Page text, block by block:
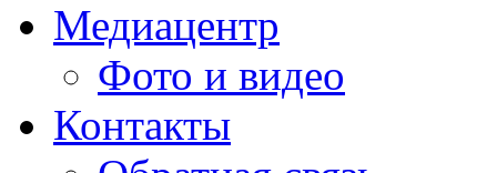
Медиацентр
Фото и видео
Контакты